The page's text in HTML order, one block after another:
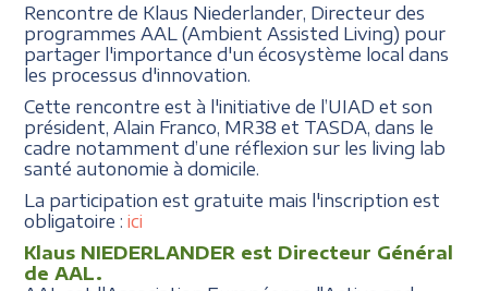
Rencontre de Klaus Niederlander, Directeur des
programmes AAL (Ambient Assisted Living) pour
partager l'importance d'un écosystème local dans
les processus d'innovation.
Cette rencontre est à l'initiative de l’UIAD et son
président, Alain Franco, MR38 et TASDA, dans le
cadre notamment d’une réflexion sur les living lab
santé autonomie à domicile.
La participation est gratuite mais l'inscription est
obligatoire :ici
Klaus NIEDERLANDER est Directeur Général
de AAL.